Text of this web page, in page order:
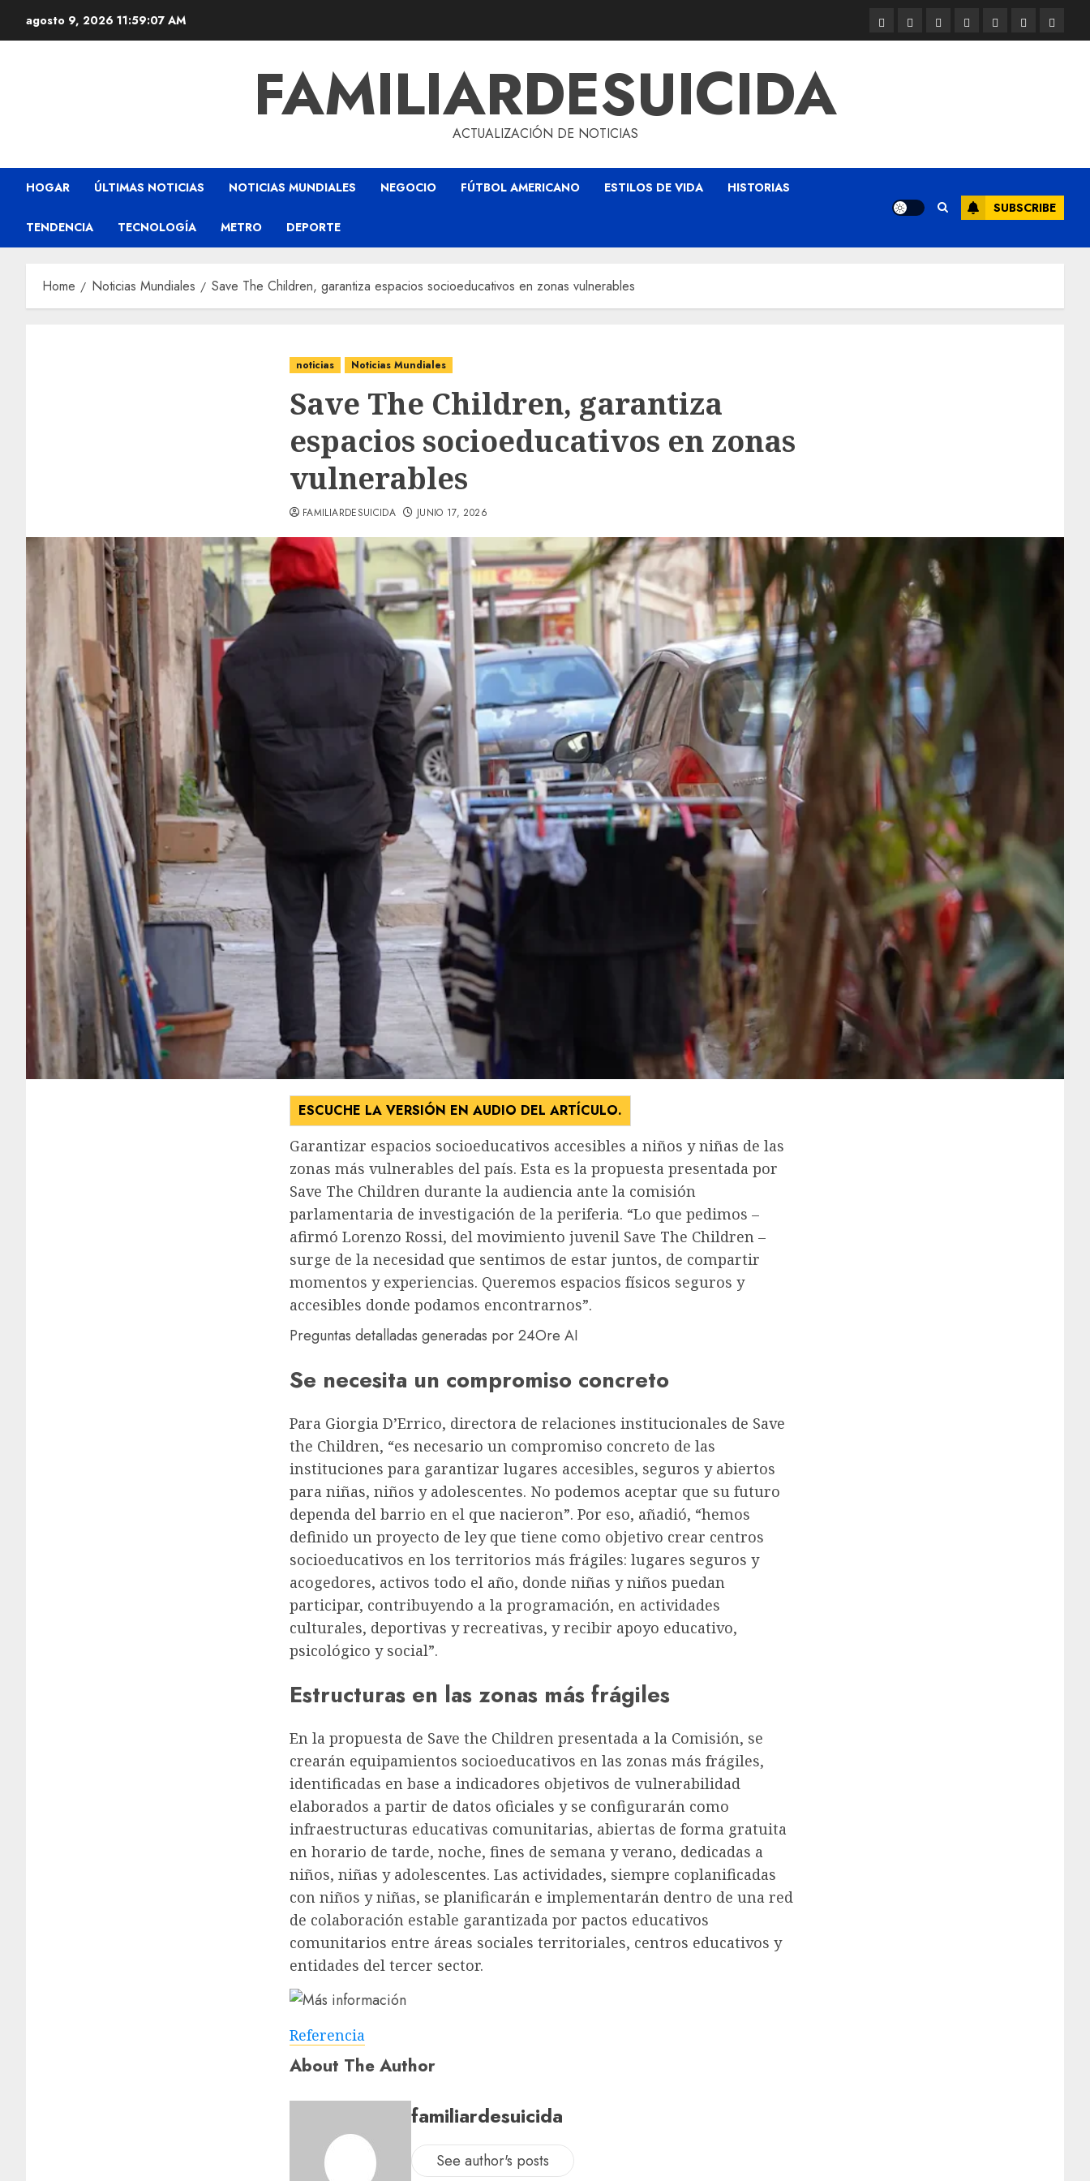
agosto 9, 2026 11:59:08 AM
FAMILIARDESUICIDA
ACTUALIZACIÓN DE NOTICIAS
HOGAR ÚLTIMAS NOTICIAS NOTICIAS MUNDIALES NEGOCIO FÚTBOL AMERICANO ESTILOS DE VIDA HISTORIAS
TENDENCIA TECNOLOGÍA METRO DEPORTE
SUBSCRIBE
Home Noticias Mundiales Save The Children, garantiza espacios socioeducativos en zonas vulnerables
noticias Noticias Mundiales
Save The Children, garantiza
espacios socioeducativos en zonas
vulnerables
FAMILIARDESUICIDA JUNIO 17, 2026
ESCUCHE LA VERSIÓN EN AUDIO DEL ARTÍCULO.
Garantizar espacios socioeducativos accesibles a niños y niñas de las
zonas más vulnerables del país. Esta es la propuesta presentada por
Save The Children durante la audiencia ante la comisión
parlamentaria de investigación de la periferia. “Lo que pedimos –
afirmó Lorenzo Rossi, del movimiento juvenil Save The Children –
surge de la necesidad que sentimos de estar juntos, de compartir
momentos y experiencias. Queremos espacios físicos seguros y
accesibles donde podamos encontrarnos”.
Preguntas detalladas generadas por 24Ore AI
Se necesita un compromiso concreto
Para Giorgia D’Errico, directora de relaciones institucionales de Save
the Children, “es necesario un compromiso concreto de las
instituciones para garantizar lugares accesibles, seguros y abiertos
para niñas, niños y adolescentes. No podemos aceptar que su futuro
dependa del barrio en el que nacieron”. Por eso, añadió, “hemos
definido un proyecto de ley que tiene como objetivo crear centros
socioeducativos en los territorios más frágiles: lugares seguros y
acogedores, activos todo el año, donde niñas y niños puedan
participar, contribuyendo a la programación, en actividades
culturales, deportivas y recreativas, y recibir apoyo educativo,
psicológico y social”.
Estructuras en las zonas más frágiles
En la propuesta de Save the Children presentada a la Comisión, se
crearán equipamientos socioeducativos en las zonas más frágiles,
identificadas en base a indicadores objetivos de vulnerabilidad
elaborados a partir de datos oficiales y se configurarán como
infraestructuras educativas comunitarias, abiertas de forma gratuita
en horario de tarde, noche, fines de semana y verano, dedicadas a
niños, niñas y adolescentes. Las actividades, siempre coplanificadas
con niños y niñas, se planificarán e implementarán dentro de una red
de colaboración estable garantizada por pactos educativos
comunitarios entre áreas sociales territoriales, centros educativos y
entidades del tercer sector.
Referencia
About The Author
familiardesuicida
See author's posts